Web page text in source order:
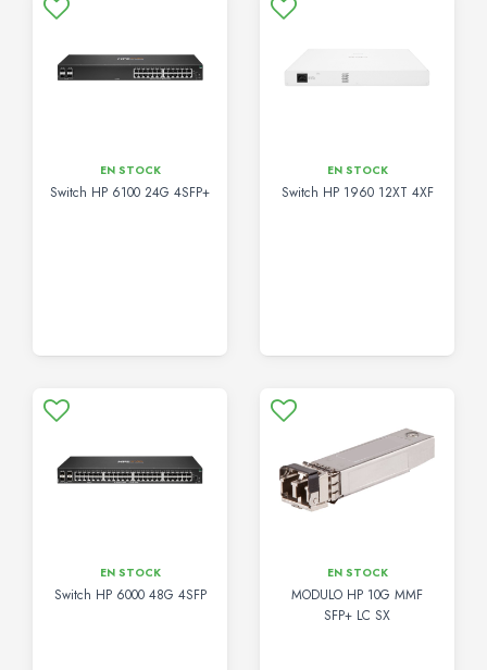
EN STOCK
Switch HP 6100 24G 4SFP+
EN STOCK
Switch HP 1960 12XT 4XF
EN STOCK
Switch HP 6000 48G 4SFP
EN STOCK
MODULO HP 10G MMF
SFP+ LC SX